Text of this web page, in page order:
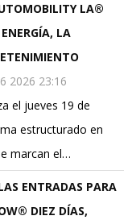
LA®
LA
2026 23:16
el jueves 19 de
estructurado en
marcan el…
ENTRADAS PARA
DIEZ DÍAS,